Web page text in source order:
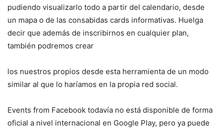
pudiendo visualizarlo todo a partir del calendario, desde
un mapa o de las consabidas cards informativas. Huelga
decir que además de inscribirnos en cualquier plan,
también podremos crear
los nuestros propios desde esta herramienta de un modo
similar al que lo haríamos en la propia red social.
Events from Facebook todavía no está disponible de forma
oficial a nivel internacional en Google Play, pero ya puede